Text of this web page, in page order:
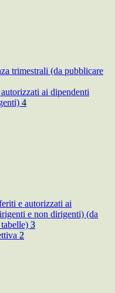
trimestrali (da pubblicare
ai dipendenti
4
e autorizzati ai
e non dirigenti) (da
3
2